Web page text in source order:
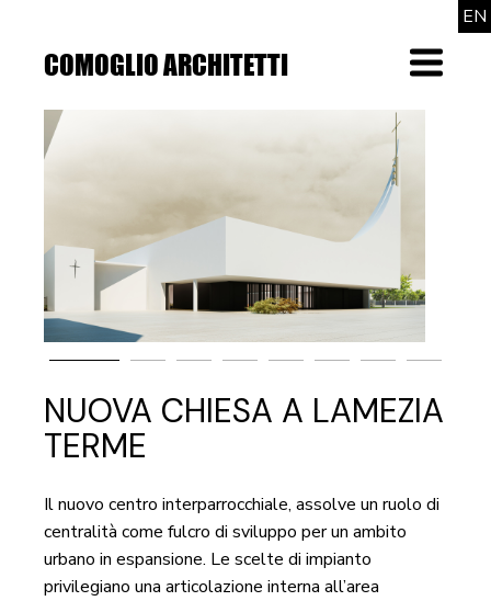
EN
contentCOMOGLIO ARCHITETTI Menu
NUOVA CHIESA A LAMEZIA
TERME
Il nuovo centro interparrocchiale, assolve un ruolo di
centralità come fulcro di sviluppo per un ambito
urbano in espansione. Le scelte di impianto
privilegiano una articolazione interna all’area